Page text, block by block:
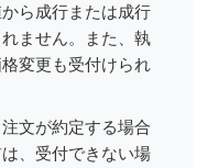
ら成行または成行
ません。また、執
変更も受付けられ
文が約定する場合
、受付できない場